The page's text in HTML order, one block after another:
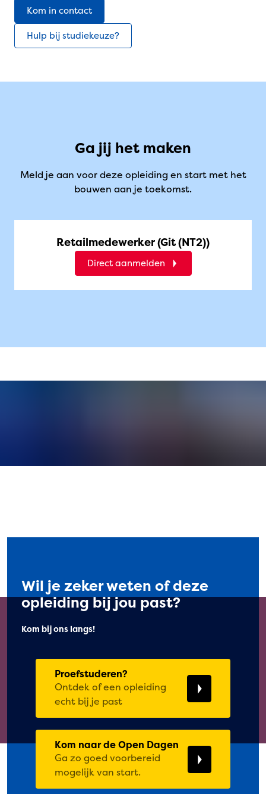
Kom in contact
Hulp bij studiekeuze?
Ga jij het maken
Meld je aan voor deze opleiding en start met het
bouwen aan je toekomst.
Retailmedewerker (Git (NT2))
Direct aanmelden
Wil je zeker weten of deze
opleiding bij jou past?
Kom bij ons langs!
Proefstuderen?
Ontdek of een opleiding
echt bij je past
Kom naar de Open Dagen
Ga zo goed voorbereid
mogelijk van start.